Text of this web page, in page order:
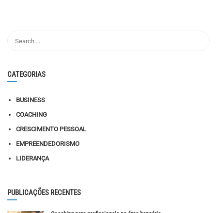
CATEGORIAS
BUSINESS
COACHING
CRESCIMENTO PESSOAL
EMPREENDEDORISMO
LIDERANÇA
PUBLICAÇÕES RECENTES